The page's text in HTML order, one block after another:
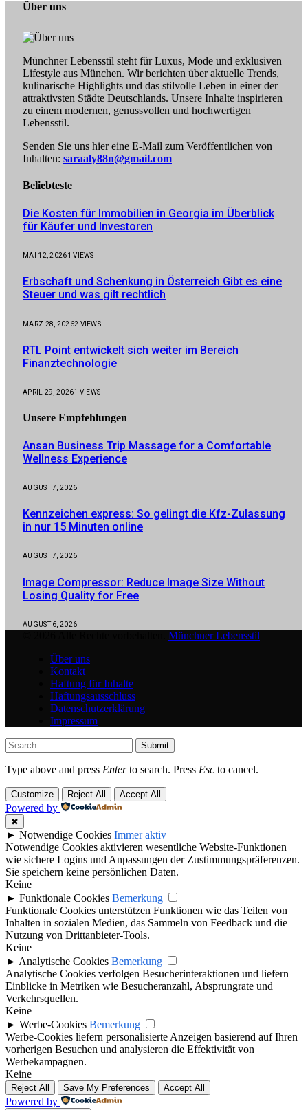
Über uns
Münchner Lebensstil steht für Luxus, Mode und exklusiven
Lifestyle aus München. Wir berichten über aktuelle Trends,
kulinarische Highlights und das stilvolle Leben in einer der
attraktivsten Städte Deutschlands. Unsere Inhalte inspirieren
zu einem modernen, genussvollen und hochwertigen
Lebensstil.
Senden Sie uns hier eine E-Mail zum Veröffentlichen von
Inhalten: saraaly88n@gmail.com
Beliebteste
Die Kosten für Immobilien in Georgia im Überblick
für Käufer und Investoren
MAI 12, 20261VIEWS
Erbschaft und Schenkung in Österreich Gibt es eine
Steuer und was gilt rechtlich
MÄRZ 28, 20262 VIEWS
RTL Point entwickelt sich weiter im Bereich
Finanztechnologie
APRIL 29, 20261 VIEWS
Unsere Empfehlungen
Ansan Business Trip Massage for a Comfortable
Wellness Experience
AUGUST 7, 2026
Kennzeichen express: So gelingt die Kfz-Zulassung
in nur 15 Minuten online
AUGUST 7, 2026
Image Compressor: Reduce Image Size Without
Losing Quality for Free
AUGUST 6, 2026
Münchner Lebensstil
Über uns
Kontakt
Haftung für Inhalte
Haftungsausschluss
Datenschutzerklärung
Impressum
Submit
Type above and press Enterto search. Press Esc to cancel.
Customize Reject All Accept All
Powered by
✖
► Notwendige Cookies Immer aktiv
Notwendige Cookies aktivieren wesentliche Website-Funktionen
wie sichere Logins und Anpassungen der Zustimmungspräferenzen.
Sie speichern keine persönlichen Daten.
Keine
► Funktionale Cookies Bemerkung
Funktionale Cookies unterstützen Funktionen wie das Teilen von
Inhalten in sozialen Medien, das Sammeln von Feedback und die
Nutzung von Drittanbieter-Tools.
Keine
► Analytische Cookies Bemerkung
Analytische Cookies verfolgen Besucherinteraktionen und liefern
Einblicke in Metriken wie Besucheranzahl, Absprungrate und
Verkehrsquellen.
Keine
► Werbe-Cookies Bemerkung
Werbe-Cookies liefern personalisierte Anzeigen basierend auf Ihren
vorherigen Besuchen und analysieren die Effektivität von
Werbekampagnen.
Keine
Reject All Save My Preferences Accept All
Powered by